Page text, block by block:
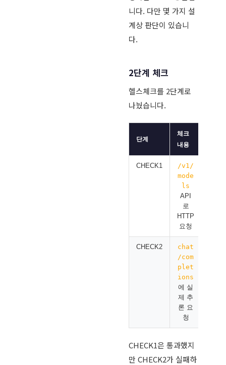
니다. 다만 몇 가지 설
계상 판단이 있습니
다.
2단계 체크
헬스체크를 2단계로
나눴습니다.
단계
체크
내용
CHECK1
/v1/
mode
ls
API
로
HTTP
요청
CHECK2
chat
/com
plet
ions
에 실
제 추
론 요
청
CHECK1은 통과했지
만 CHECK2가 실패하